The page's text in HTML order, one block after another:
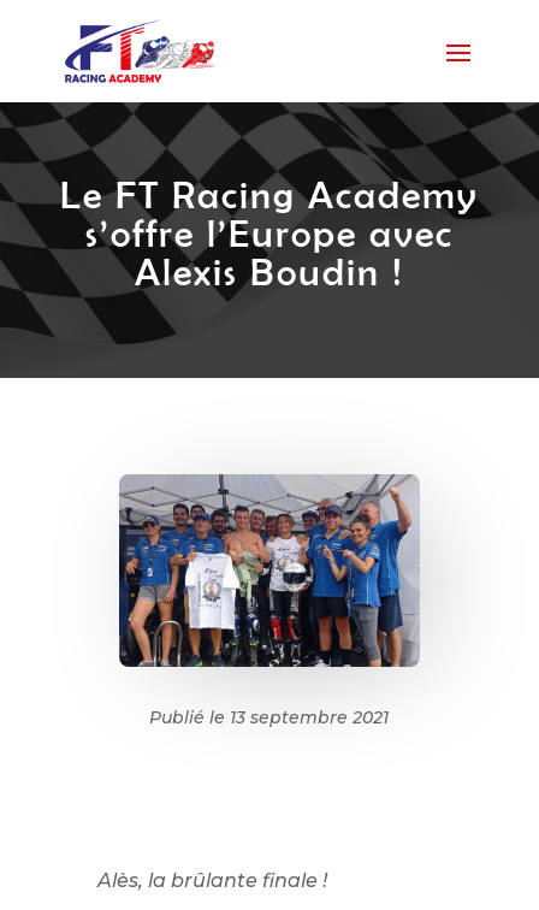
Le FT Racing Academy
s’offre l’Europe avec
Alexis Boudin !
Publié le 13 septembre 2021
Alès, la brûlante finale !